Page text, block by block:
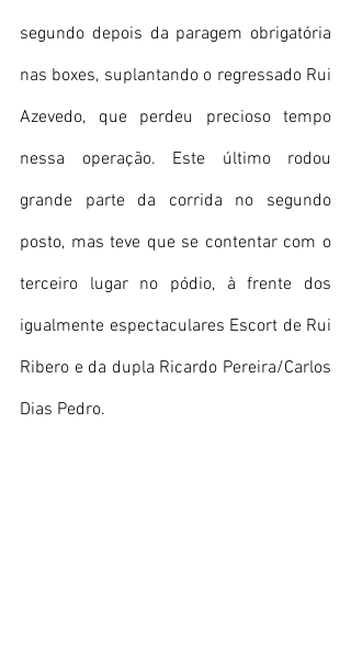
segundo depois da paragem obrigatória
nas boxes, suplantando o regressado Rui
Azevedo, que perdeu precioso tempo
nessa operação. Este último rodou
grande parte da corrida no segundo
posto, mas teve que se contentar com o
terceiro lugar no pódio, à frente dos
igualmente espectaculares Escort de Rui
Ribero e da dupla Ricardo Pereira/Carlos
Dias Pedro.